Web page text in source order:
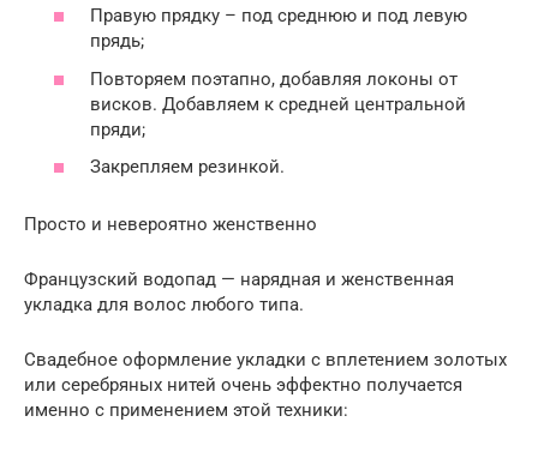
Правую прядку – под среднюю и под левую
прядь;
Повторяем поэтапно, добавляя локоны от
висков. Добавляем к средней центральной
пряди;
Закрепляем резинкой.
Просто и невероятно женственно
Французский водопад — нарядная и женственная
укладка для волос любого типа.
Свадебное оформление укладки с вплетением золотых
или серебряных нитей очень эффектно получается
именно с применением этой техники: